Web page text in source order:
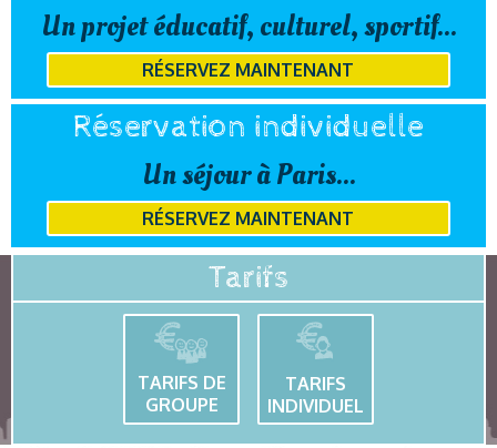
Un projet éducatif, culturel, sportif...
RÉSERVEZ MAINTENANT
Réservation individuelle
Un séjour à Paris...
RÉSERVEZ MAINTENANT
Tarifs
TARIFS DE
GROUPE
TARIFS
INDIVIDUEL